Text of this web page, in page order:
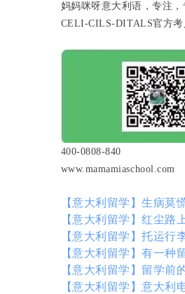
妈妈咪呀意大利语，专注
CELI-CILS-DITALS官方考
400-0808-840
www.mamamiaschool.com
【意大利留学】生病
【意大利留学】红尘路
【意大利留学】托运行
【意大利留学】有一种
【意大利留学】留学前
【意大利留学】意大利